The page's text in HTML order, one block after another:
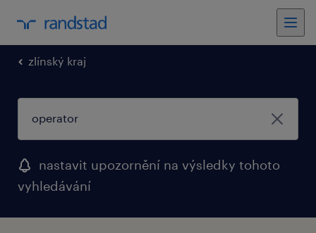
zlínský kraj
nastavit upozornění na výsledky tohoto
vyhledávání